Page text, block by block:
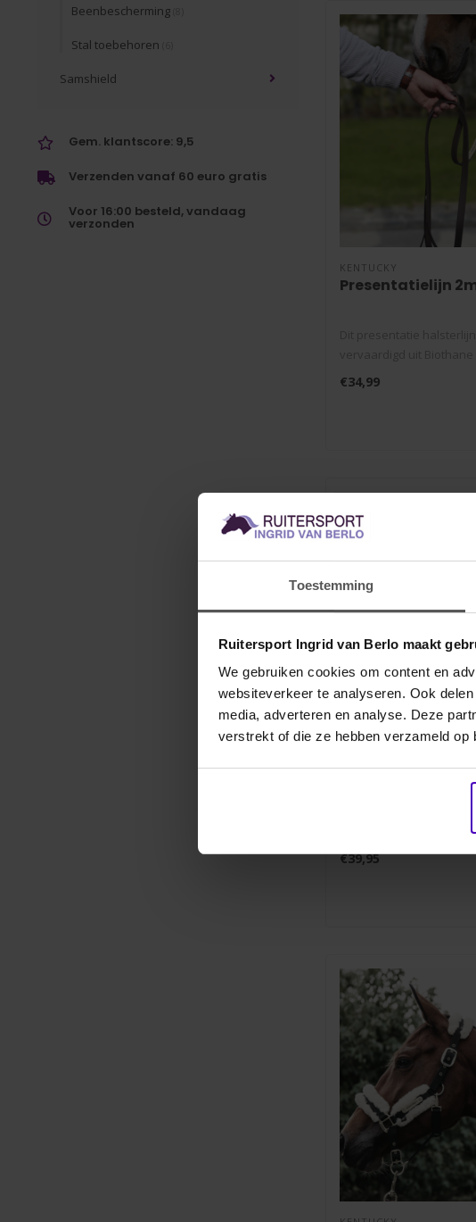
Toestemming
Ruitersport Ingrid van Berlo maakt
We gebruiken cookies om content en
websiteverkeer te analyseren. Ook
media, adverteren en analyse. Deze
verstrekt of die ze hebben verzameld
Beenbescherming
Stal toebehoren
Samshield
Gem. klantscore: 9,5
Verzenden vanaf 60 euro gratis
Voor 16:00 besteld, vandaag
verzonden
KENTUCKY
Presentatielijn
€34,99
KENTUCKY
presentatielijn/
Dit gevlochten nylon
paarden is 2m lang en
€39,95